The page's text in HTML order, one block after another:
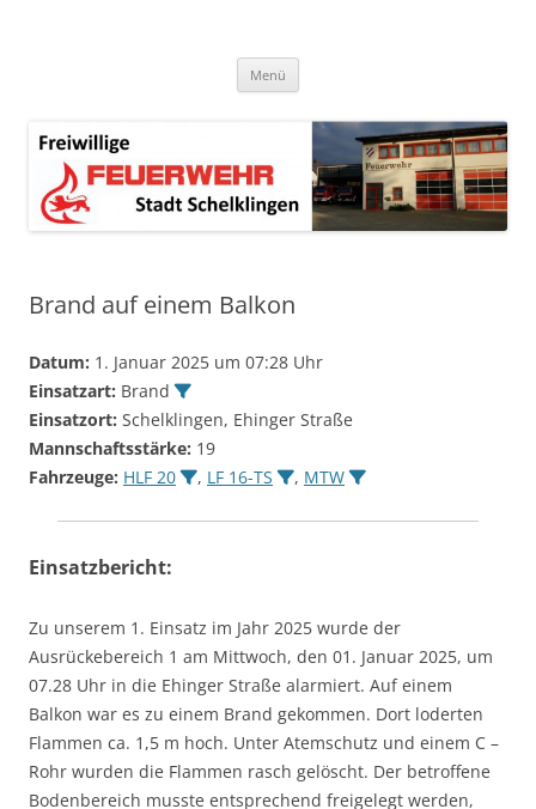
Menü
Brand auf einem Balkon
Datum: 1. Januar 2025 um 07:28 Uhr
Einsatzart: Brand
Einsatzort: Schelklingen, Ehinger Straße
Mannschaftsstärke: 19
Fahrzeuge: HLF 20 , LF 16-TS , MTW
Einsatzbericht:
Zu unserem 1. Einsatz im Jahr 2025 wurde der
Ausrückebereich 1 am Mittwoch, den 01. Januar 2025, um
07.28 Uhr in die Ehinger Straße alarmiert. Auf einem
Balkon war es zu einem Brand gekommen. Dort loderten
Flammen ca. 1,5 m hoch. Unter Atemschutz und einem C –
Rohr wurden die Flammen rasch gelöscht. Der betroffene
Bodenbereich musste entsprechend freigelegt werden,